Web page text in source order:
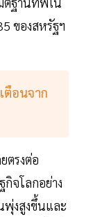
ของสหรัฐฯ
ตือนจาก
ตรงต่อ
กิจโลกอย่าง
พุ่งสูงขึ้นและ